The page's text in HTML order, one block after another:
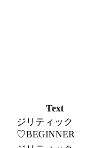
Text
ジリティック
♡BEGINNER